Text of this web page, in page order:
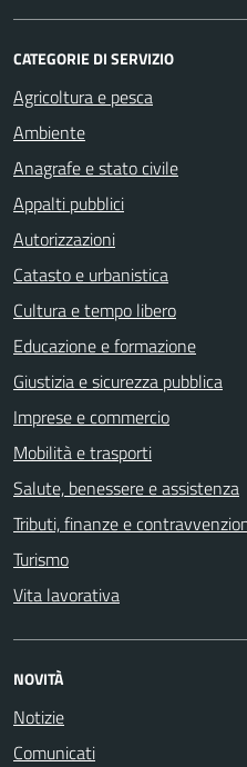
CATEGORIE DI SERVIZIO
Agricoltura e pesca
Ambiente
Anagrafe e stato civile
Appalti pubblici
Autorizzazioni
Catasto e urbanistica
Cultura e tempo libero
Educazione e formazione
Giustizia e sicurezza pubblica
Imprese e commercio
Mobilità e trasporti
Salute, benessere e assistenza
Tributi, finanze e
Turismo
Vita lavorativa
NOVITÀ
Notizie
Comunicati